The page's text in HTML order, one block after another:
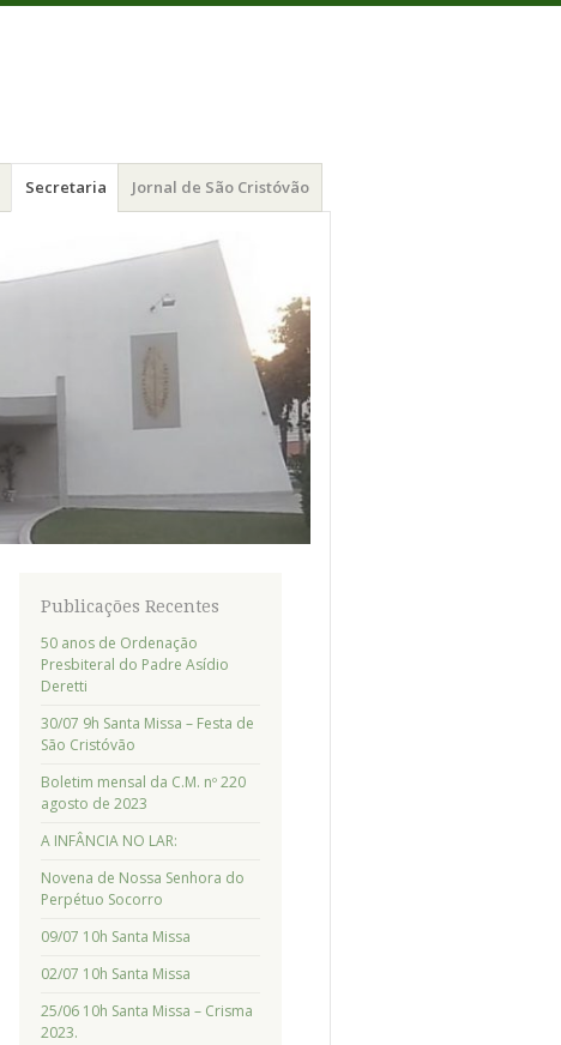
Secretaria Jornal de São Cristóvão
Publicações Recentes
50 anos de Ordenação
Presbiteral do Padre Asídio
Deretti
30/07 9h Santa Missa – Festa de
São Cristóvão
Boletim mensal da C.M. nº 220
agosto de 2023
A INFÂNCIA NO LAR:
Novena de Nossa Senhora do
Perpétuo Socorro
09/07 10h Santa Missa
02/07 10h Santa Missa
25/06 10h Santa Missa – Crisma
2023.